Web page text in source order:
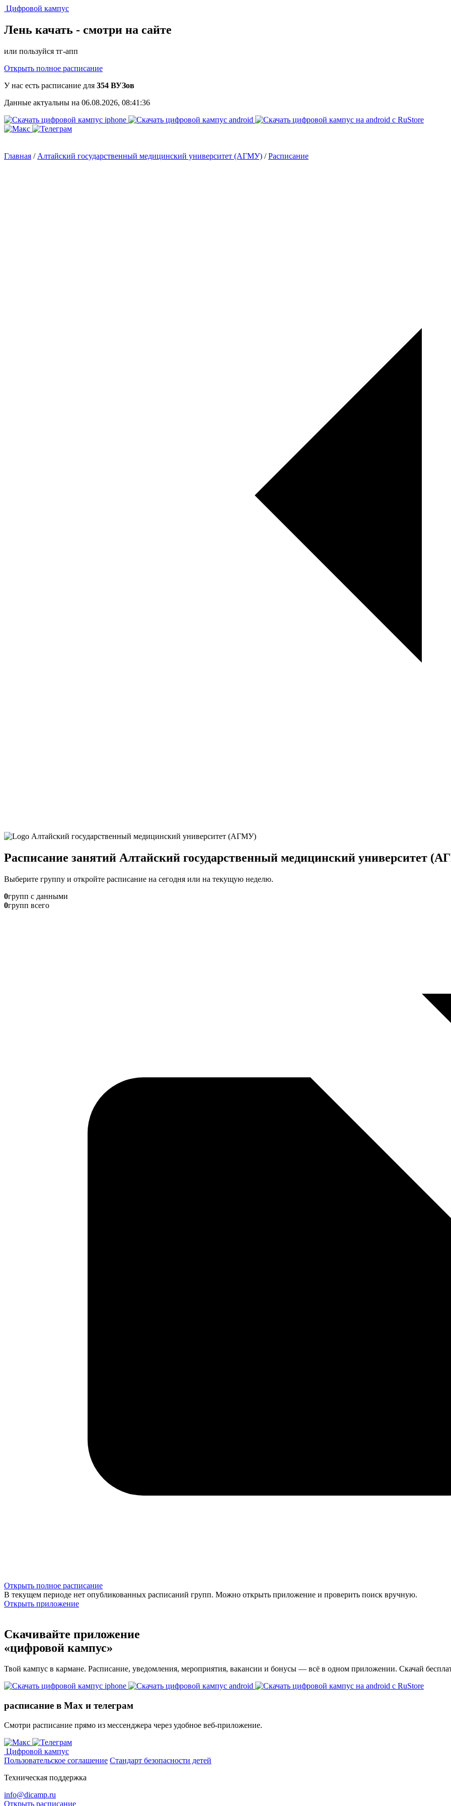
Цифровой кампус
Лень качать - смотри на сайте
или пользуйся тг-апп
Открыть полное расписание
У нас есть расписание для 354 ВУЗов
Данные актуальны на 06.08.2026, 08:41:36
Главная / Алтайский государственный медицинский университет (АГМУ) /Расписание
Расписание занятий Алтайский государственный медицинский университет
Выберите группу и откройте расписание на сегодня или на текущую неделю.
0групп с данными
0групп всего
Открыть полное расписание
В текущем периоде нет опубликованных расписаний групп. Можно открыть приложение и проверить поиск вручную.
Открыть приложение
Скачивайте приложение
«цифровой кампус»
Твой кампус в кармане. Расписание, уведомления, мероприятия, вакансии и бонусы — всё в одном приложении. Скачай
расписание в Max и телеграм
Смотри расписание прямо из мессенджера через удобное веб‑приложение.
Цифровой кампус
Пользовательское соглашение Стандарт безопасности детей
Техническая поддержка
info@dicamp.ru
Открыть расписание